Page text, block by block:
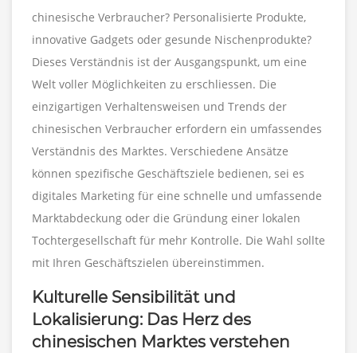
chinesische Verbraucher? Personalisierte Produkte,
innovative Gadgets oder gesunde Nischenprodukte?
Dieses Verständnis ist der Ausgangspunkt, um eine
Welt voller Möglichkeiten zu erschliessen. Die
einzigartigen Verhaltensweisen und Trends der
chinesischen Verbraucher erfordern ein umfassendes
Verständnis des Marktes. Verschiedene Ansätze
können spezifische Geschäftsziele bedienen, sei es
digitales Marketing für eine schnelle und umfassende
Marktabdeckung oder die Gründung einer lokalen
Tochtergesellschaft für mehr Kontrolle. Die Wahl sollte
mit Ihren Geschäftszielen übereinstimmen.
Kulturelle Sensibilität und
Lokalisierung: Das Herz des
chinesischen Marktes verstehen